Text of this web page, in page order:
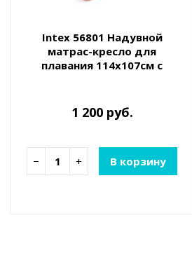
Intex 56801 Надувной
матрас-кресло для
плавания 114х107см с
1 200 руб.
− + В корзину